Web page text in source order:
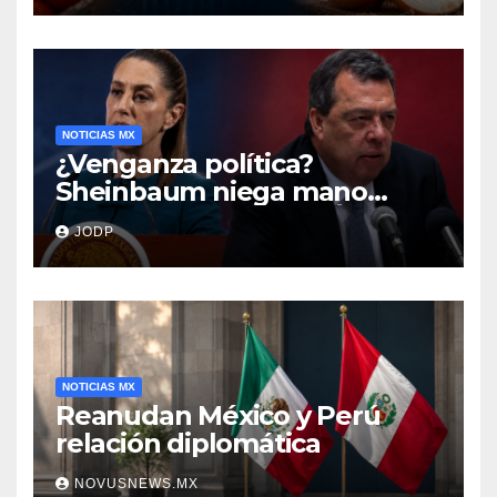
NOTICIAS MX
¿Venganza política?
Sheinbaum niega mano
negra en captura de Ángel
Aguirre
JODP
NOTICIAS MX
Reanudan México y Perú
relación diplomática
NOVUSNEWS.MX